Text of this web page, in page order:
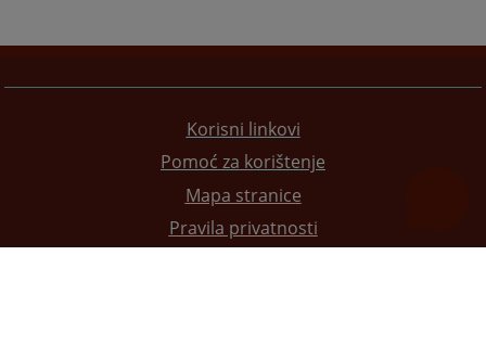
Korisni linkovi
Pomoć za korištenje
Mapa stranice
Pravila privatnosti